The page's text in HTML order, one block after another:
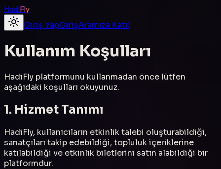
HadiFly
Giriş YapGirişAramıza Katıl
Kullanım Koşulları
HadiFly platformunu kullanmadan önce lütfen
aşağıdaki koşulları okuyunuz.
1. Hizmet Tanımı
HadiFly, kullanıcıların etkinlik talebi oluşturabildiği,
sanatçıları takip edebildiği, topluluk içeriklerine
katılabildiği ve etkinlik biletlerini satın alabildiği bir
platformdur.